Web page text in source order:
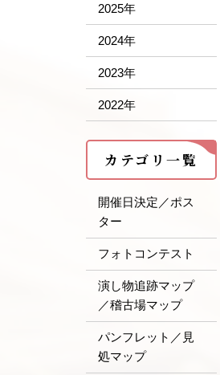
2025年
2024年
2023年
2022年
カテゴリ一覧
開催日決定／ポス
ター
フォトコンテスト
演し物追跡マップ
／稽古場マップ
パンフレット／見
処マップ